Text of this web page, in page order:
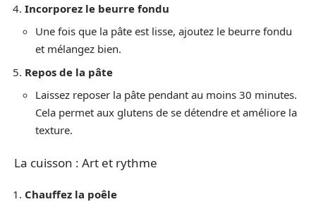
Incorporez le beurre fondu
Une fois que la pâte est lisse, ajoutez le beurre fondu
et mélangez bien.
Repos de la pâte
Laissez reposer la pâte pendant au moins 30 minutes.
Cela permet aux glutens de se détendre et améliore la
texture.
La cuisson : Art et rythme
Chauffez la poêle